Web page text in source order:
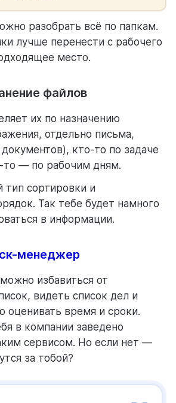
разобрать всё по папкам.
лучше перенести с рабочего
место.
файлов
их по назначению
отдельно письма,
кто-то по задаче
то — по рабочим дням.
тип сортировки и
Так тебе будет намного
в информации.
менеджер
избавиться от
видеть список дел и
оценивать время и сроки.
в компании заведено
сервисом. Но если нет —
за тобой?